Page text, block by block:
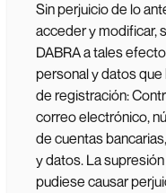
Sin perjuicio de lo
acceder y modificar,
DABRA a tales
personal y datos
de registración:
correo electrónico,
de cuentas
y datos. La
pudiese causar